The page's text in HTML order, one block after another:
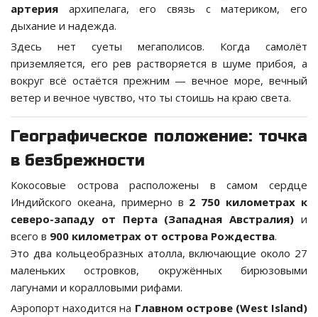
артерия архипелага, его связь с материком, его
дыхание и надежда.
Здесь нет суеты мегаполисов. Когда самолёт
приземляется, его рев растворяется в шуме прибоя, а
вокруг всё остаётся прежним — вечное море, вечный
ветер и вечное чувство, что ты стоишь на краю света.
Географическое положение: точка
в безбрежности
Кокосовые острова расположены в самом сердце
Индийского океана, примерно в 2 750 километрах к
северо-западу от Перта (Западная Австралия) и
всего в 900 километрах от острова Рождества.
Это два кольцеобразных атолла, включающие около 27
маленьких островков, окружённых бирюзовыми
лагунами и коралловыми рифами.
Аэропорт находится на Главном острове (West Island)